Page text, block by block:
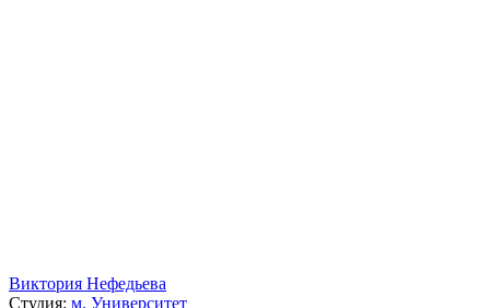
Виктория Нефедьева
Студия: м. Университет